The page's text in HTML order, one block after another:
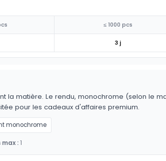
≤ 1000 pcs
3 j
la matière. Le rendu, monochrome (selon le
pour les cadeaux d'affaires premium.
monochrome
:1